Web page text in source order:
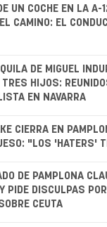
UN COCHE EN LA A-
CAMINO: EL
DE MIGUEL
HIJOS:
EN NAVARRA
CIERRA EN
"LOS 'HATERS'
DE PAMPLONA
PIDE DISCULPAS
CEUTA